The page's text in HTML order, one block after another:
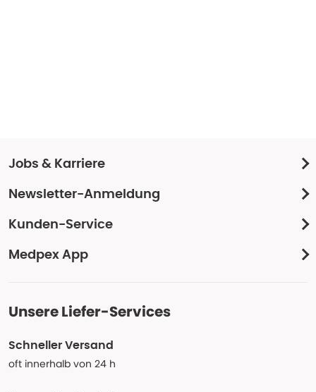
Jobs & Karriere
Newsletter-Anmeldung
Kunden-Service
Medpex App
Unsere Liefer-Services
Schneller Versand
oft innerhalb von 24 h